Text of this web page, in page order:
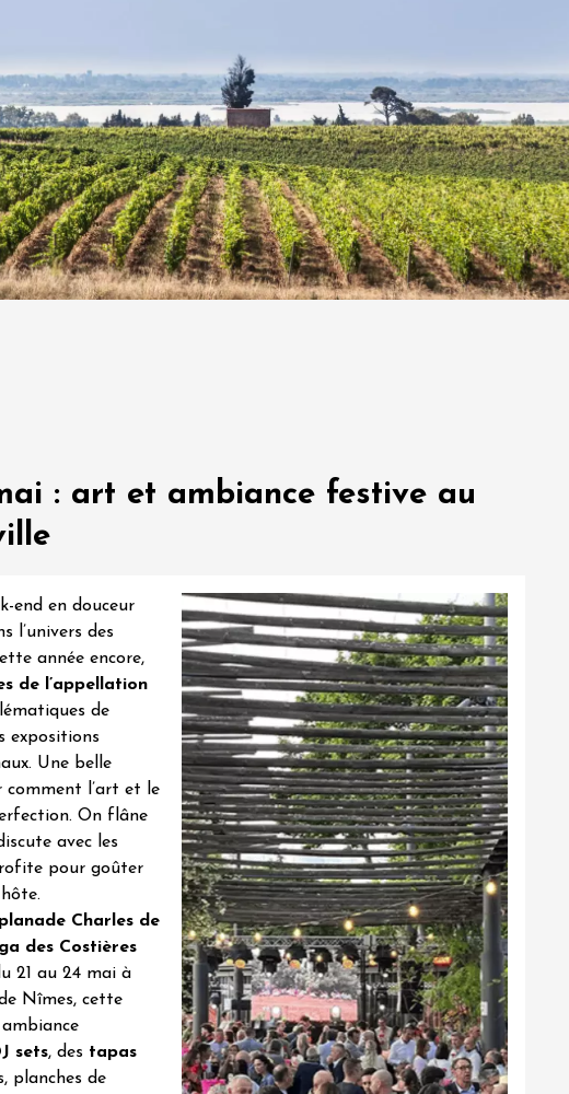
: art et ambiance festive au
end en douceur
l’univers des
année encore,
de l’appellation
de
expositions
Une belle
comment l’art et le
On flâne
avec les
pour goûter
Charles de
des Costières
21 au 24 mai à
de Nîmes, cette
sets, des tapas
planches de